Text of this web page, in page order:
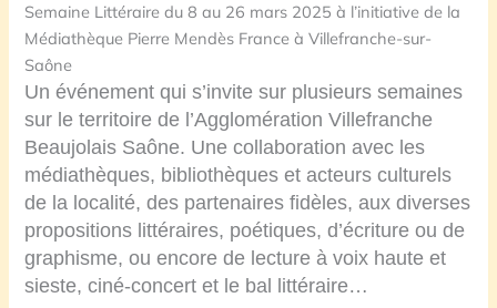
Semaine Littéraire du 8 au 26 mars 2025 à l’initiative de la
Médiathèque Pierre Mendès France à Villefranche-sur-
Saône
Un événement qui s’invite sur plusieurs semaines
sur le territoire de l’Agglomération Villefranche
Beaujolais Saône. Une collaboration avec les
médiathèques, bibliothèques et acteurs culturels
de la localité, des partenaires fidèles, aux diverses
propositions littéraires, poétiques, d’écriture ou de
graphisme, ou encore de lecture à voix haute et
sieste, ciné-concert et le bal littéraire…